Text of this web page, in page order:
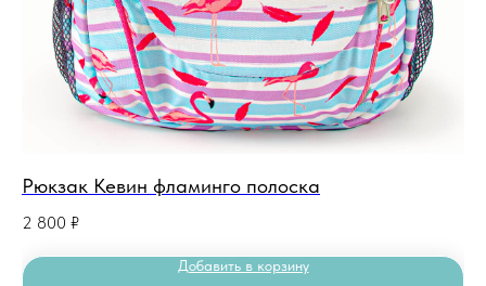
Рюкзак Кевин фламинго полоска
2 800 ₽
Добавить в корзину